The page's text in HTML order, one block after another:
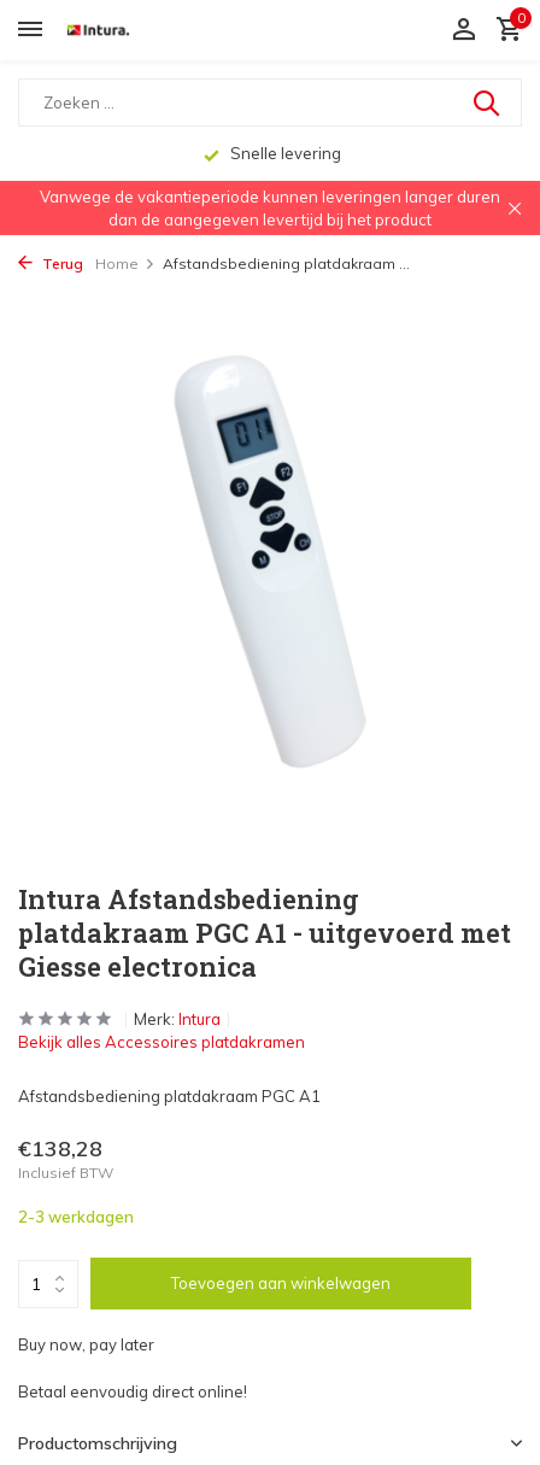
0
Snelle levering
Vanwege de vakantieperiode kunnen leveringen langer duren
dan de aangegeven levertijd bij het product
Terug Home Afstandsbediening platdakraam ...
Intura Afstandsbediening
platdakraam PGC A1 - uitgevoerd met
Giesse electronica
Merk: Intura
Bekijk alles Accessoires platdakramen
Afstandsbediening platdakraam PGC A1
€138,28
Inclusief BTW
2-3 werkdagen
Toevoegen aan winkelwagen
Buy now, pay later
Betaal eenvoudig direct online!
Productomschrijving